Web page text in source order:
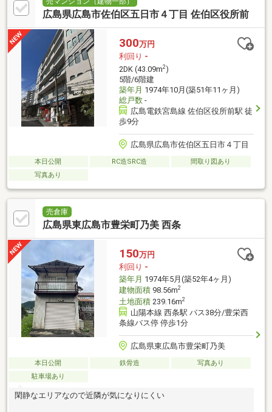
広島県広島市佐伯区五日市４丁目 佐伯区役所前
300万円
利回り -
2DK (43.09m2)
5階/6階建
築年月 1974年10月(築51年11ヶ月)
総戸数-
広島電鉄宮島線 佐伯区役所前駅 徒
歩9分
広島県広島市佐伯区五日市４丁目
本日公開 RC造SRC造
間取り図あり
写真あり
売倉庫
広島県東広島市豊栄町乃美 西条
150万円
利回り -
築年月 1974年5月(築52年4ヶ月)
建物面積98.56m2
土地面積239.16m2
山陽本線 西条駅 バス38分/豊栄西
条線バス停 停歩1分
広島県東広島市豊栄町乃美
本日公開 鉄骨造
写真あり
駐車場あり
閑静なエリアなので近隣が気になりにくい